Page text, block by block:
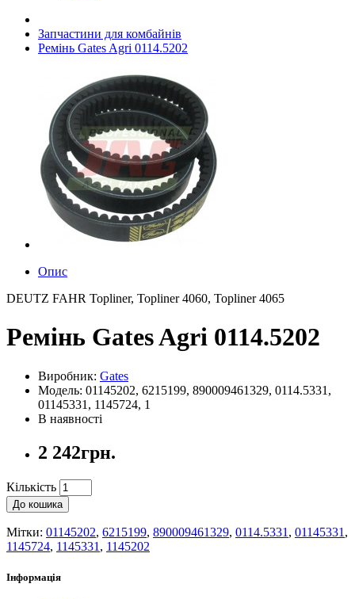
Запчастини для комбайнів
Ремінь Gates Agri 0114.5202
Опис
DEUTZ FAHR Topliner, Topliner 4060, Topliner 4065
Ремінь Gates Agri 0114.5202
Виробник: Gates
Модель: 01145202, 6215199, 890009461329, 0114.5331,
01145331, 1145724, 1
В наявності
2 242грн.
Кількість
До кошика
Мітки: 01145202, 6215199, 890009461329, 0114.5331 , 01145331 ,
1145724, 1145331 , 1145202
Інформація